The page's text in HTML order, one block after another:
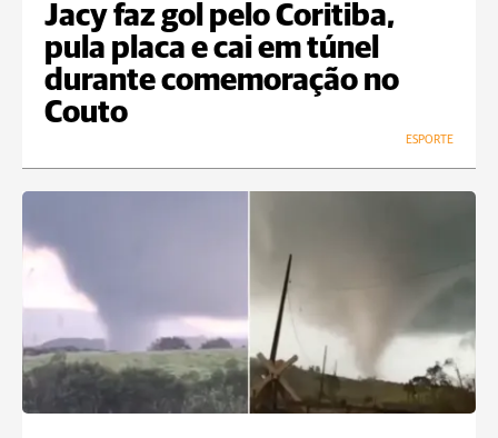
Jacy faz gol pelo Coritiba,
pula placa e cai em túnel
durante comemoração no
Couto
ESPORTE